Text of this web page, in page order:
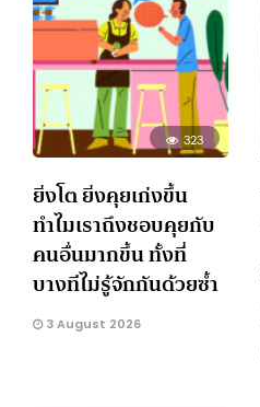
323
ยิ่งโต ยิ่งคุยเก่งขึ้น
ทำไมเราถึงชอบคุยกับ
คนอื่นมากขึ้น ทั้งที่
บางทีไม่รู้จักกันด้วยซ้ำ
3 August 2026